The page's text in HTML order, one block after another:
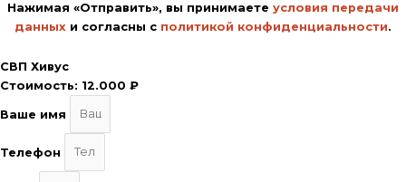
Нажимая «Отправить», вы принимаете условия передачи
данных и согласны с политикой конфиденциальности.
СВП Хивус
Стоимость: 12.000 ₽
Ваше имя
Телефон